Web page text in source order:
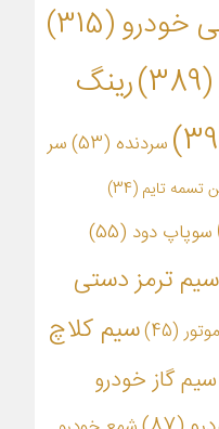
خودرو(315)
رینگ
سردنده (53)
سر
تایم (34)
سوپاپ دود (55)
سیم ترمز دستی
(45)
سیم کلاچ
سیم گاز خودرو